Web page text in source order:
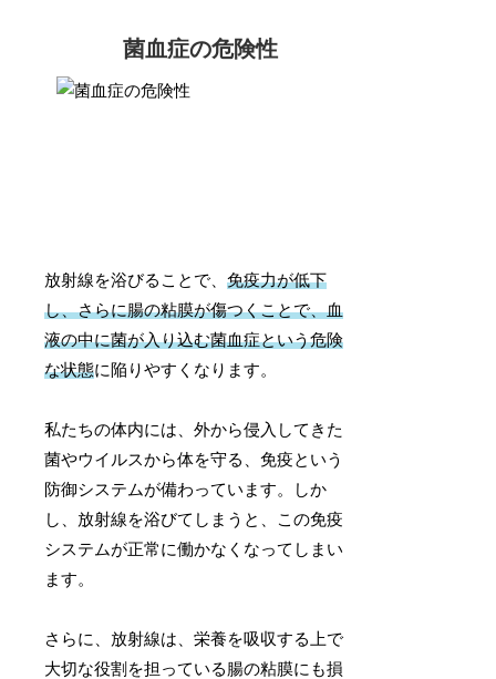
菌血症の危険性
放射線を浴びることで、免疫力が低下
し、さらに腸の粘膜が傷つくことで、血
液の中に菌が入り込む菌血症という危険
な状態に陥りやすくなります。
私たちの体内には、外から侵入してきた
菌やウイルスから体を守る、免疫という
防御システムが備わっています。しか
し、放射線を浴びてしまうと、この免疫
システムが正常に働かなくなってしまい
ます。
さらに、放射線は、栄養を吸収する上で
大切な役割を担っている腸の粘膜にも損